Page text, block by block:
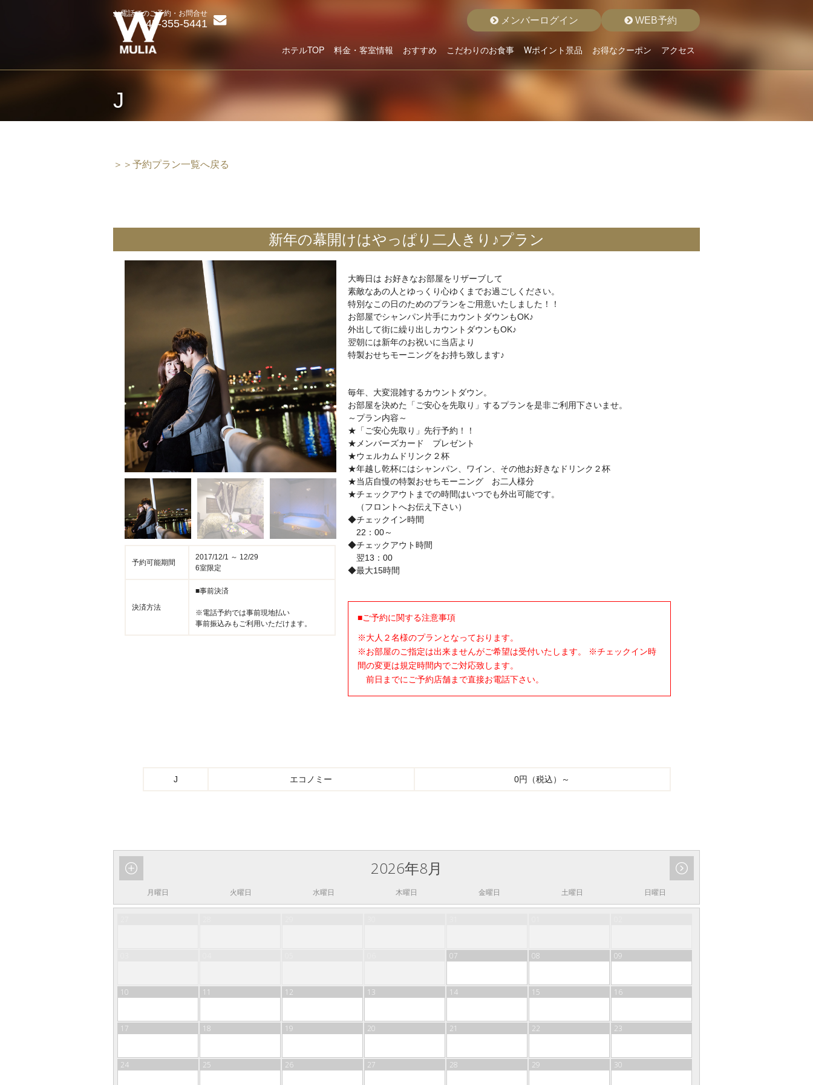
WEB予約
メンバーログイン
お電話でのご予約・お問合せ
045-355-5441
ホテルTOP 料金・客室情報 おすすめ こだわりのお食事
グランドメニュー
Wポイント景品 お得なクーポン アクセス
J
＞＞予約プラン一覧へ戻る
新年の幕開けはやっぱり二人きり♪プラン
予約可能期間
2017/12/1 ～ 12/29
6室限定
決済方法
■事前決済
※電話予約では事前現地払い
事前振込みもご利用いただけます。
大晦日は お好きなお部屋をリザーブして
素敵なあの人とゆっくり心ゆくまでお過ごしください。
特別なこの日のためのプランをご用意いたしました！！
お部屋でシャンパン片手にカウントダウンもOK♪
外出して街に繰り出しカウントダウンもOK♪
翌朝には新年のお祝いに当店より
特製おせちモーニングをお持ち致します♪
毎年、大変混雑するカウントダウン。
お部屋を決めた「ご安心を先取り」するプランを是非ご利用下さいませ。
～プラン内容～
★「ご安心先取り」先行予約！！
★メンバーズカード プレゼント
★ウェルカムドリンク２杯
★年越し乾杯にはシャンパン、ワイン、その他お好きなドリンク２杯
★当店自慢の特製おせちモーニング お二人様分
★チェックアウトまでの時間はいつでも外出可能です。
（フロントへお伝え下さい）
◆チェックイン時間
22：00～
◆チェックアウト時間
翌13：00
◆最大15時間
■ご予約に関する注意事項
※大人２名様のプランとなっております。
※お部屋のご指定は出来ませんがご希望は受付いたします。 ※チェックイン時
間の変更は規定時間内でご対応致します。
前日までにご予約店舗まで直接お電話下さい。
J エコノミー 0円（税込）～
2026年8月
月曜日 火曜日 水曜日 木曜日 金曜日 土曜日 日曜日
07 08 09
10 11 12 13 14 15 16
17 18 19 20 21 22 23
24 25 26 27 28 29 30